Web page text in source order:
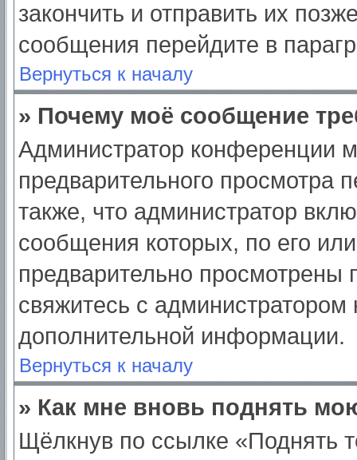
закончить и отправить их
сообщения перейдите в
Вернуться к началу
» Почему моё сообщение
Администратор конференции
предварительного просмотра
также, что администратор
сообщения которых, по его
предварительно просмотрены
свяжитесь с
дополнительной информации.
Вернуться к началу
» Как мне вновь поднять
Щёлкнув по ссылке «Поднять